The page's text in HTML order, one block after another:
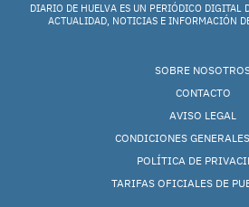
DIARIO DE HUELVA ES UN PERIÓDICO DIGITAL
ACTUALIDAD, NOTICIAS E INFORMACIÓN
SOBRE
CONTACTO
AVISO LEGAL
CONDICIONES
POLÍTICA DE
TARIFAS OFICIALES DE